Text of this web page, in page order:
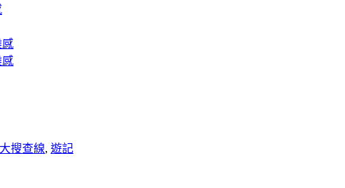
感
感
大搜查線, 遊記